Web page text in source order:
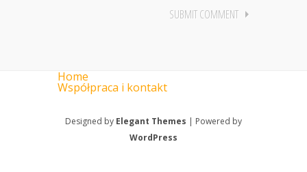
Home
Współpraca i kontakt
Designed by Elegant Themes | Powered by
WordPress